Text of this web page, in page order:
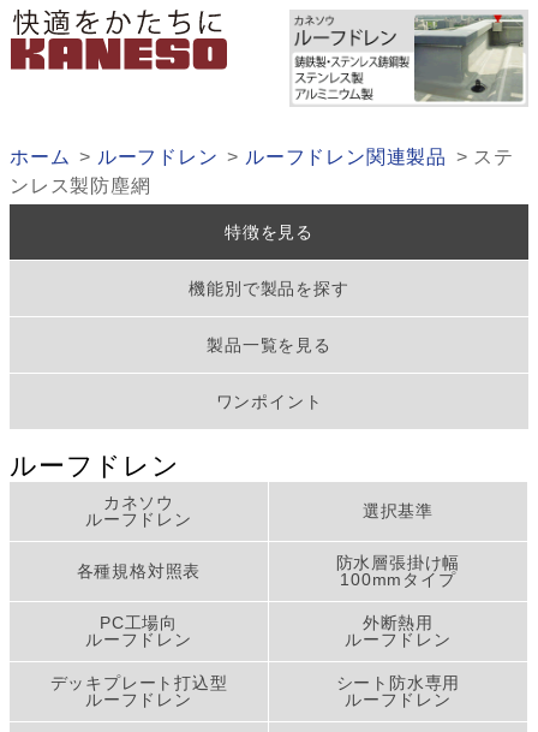
ホーム ルーフドレン ルーフドレン関連製品
ステ
ンレス製防塵網
特徴を見る
機能別で製品を探す
製品一覧を見る
ワンポイント
ルーフドレン
カネソウ
ルーフドレン
選択基準
各種規格対照表
防水層張掛け幅
100mmタイプ
PC工場向
ルーフドレン
外断熱用
ルーフドレン
デッキプレート打込型
ルーフドレン
シート防水専用
ルーフドレン